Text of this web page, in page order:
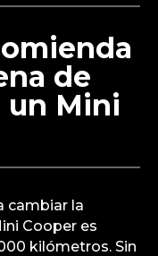
de
Mini
cambiar la
Cooper es
kilómetros. Sin